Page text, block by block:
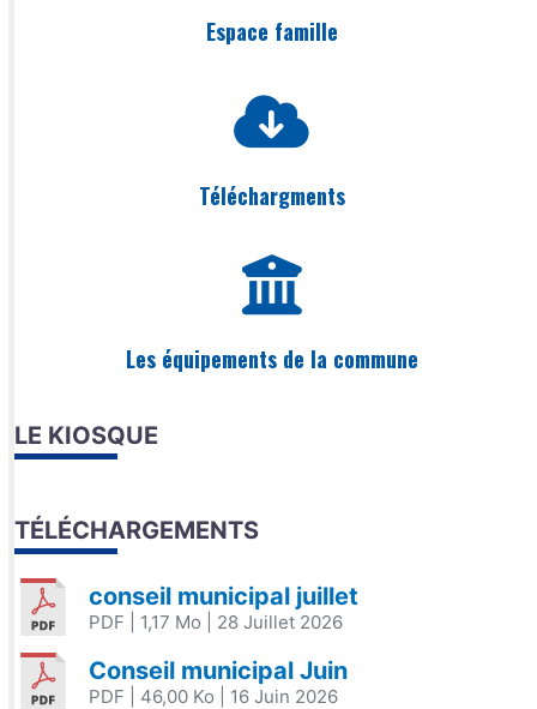
Espace famille
Téléchargments
Les équipements de la commune
LE KIOSQUE
TÉLÉCHARGEMENTS
conseil municipal juillet
PDF | 1,17 Mo | 28 Juillet 2026
Conseil municipal Juin
PDF | 46,00 Ko | 16 Juin 2026